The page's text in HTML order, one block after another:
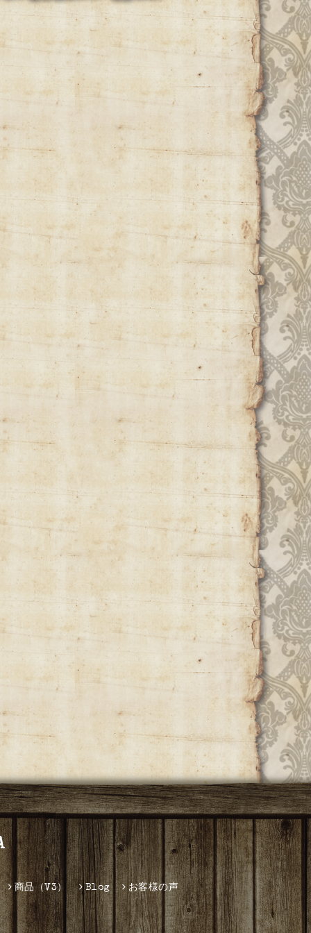
商品（V3） Blog お客様の声